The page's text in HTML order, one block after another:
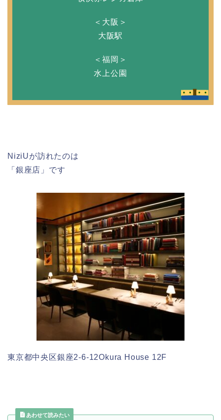
＜大阪＞
大阪駅
＜福岡＞
水上公園
NiziUが訪れたのは
「銀座店」です
東京都中央区銀座2-6-12Okura House 12F
あわせて読みたい